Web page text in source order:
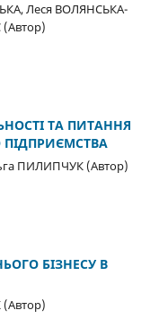
Леся ВОЛЯНСЬКА-
ТА ПИТАННЯ
ПІДПРИЄМСТВА
ПИЛИПЧУК (Автор)
БІЗНЕСУ В